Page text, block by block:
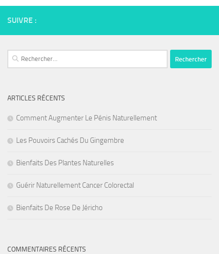
SUIVRE :
Rechercher :
ARTICLES RÉCENTS
Comment Augmenter Le Pénis Naturellement
Les Pouvoirs Cachés Du Gingembre
Bienfaits Des Plantes Naturelles
Guérir Naturellement Cancer Colorectal
Bienfaits De Rose De Jéricho
COMMENTAIRES RÉCENTS